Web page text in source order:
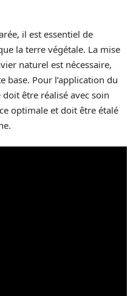
il est essentiel de
la terre végétale. La mise
naturel est nécessaire,
base. Pour l’application du
être réalisé avec soin
optimale et doit être étalé